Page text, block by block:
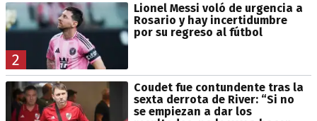
2
Lionel Messi voló de urgencia a
Rosario y hay incertidumbre
por su regreso al fútbol
Coudet fue contundente tras la
sexta derrota de River: “Si no
se empiezan a dar los